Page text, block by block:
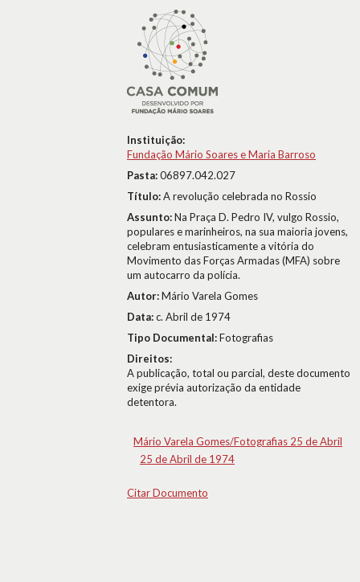
Instituição:
Fundação Mário Soares e Maria Barroso
Pasta:06897.042.027
Título:A revolução celebrada no Rossio
Assunto:Na Praça D. Pedro IV, vulgo Rossio,
populares e marinheiros, na sua maioria jovens,
celebram entusiasticamente a vitória do
Movimento das Forças Armadas (MFA) sobre
um autocarro da polícia.
Autor:Mário Varela Gomes
Data:c. Abril de 1974
Tipo Documental:Fotografias
Direitos:
A publicação, total ou parcial, deste documento
exige prévia autorização da entidade
detentora.
Mário Varela Gomes/Fotografias 25 de Abril
25 de Abril de 1974
Citar Documento